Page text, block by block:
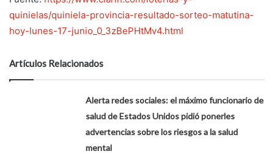
quinielas/quiniela-provincia-resultado-sorteo-matutina-
hoy-lunes-17-junio_0_3zBePHtMv4.html
Artículos Relacionados
Alerta redes sociales: el máximo funcionario de
salud de Estados Unidos pidió ponerles
advertencias sobre los riesgos a la salud
mental